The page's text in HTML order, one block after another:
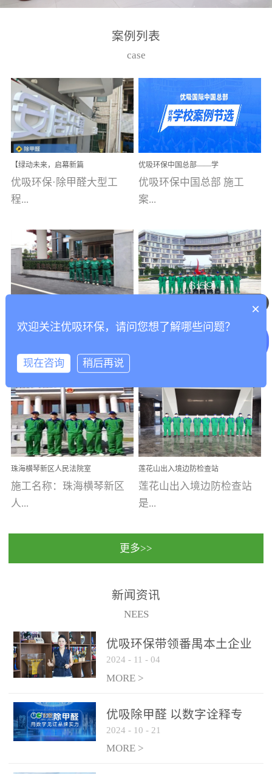
高技能的团队。汇聚了众
取得了多项产品技术专利
和多项国家版权局著作
权，获得高新技术企业称
号。生产优势自主生产自
给自足，优吸公司于2015
在广州番禺区成功建立产
品线生产基地，工厂拥有
自动化生产设备和成熟的
选择源头源材料、严控产
品质量，我们每一批的生
产产品都经过严格的质检
程序；生产车间为优吸总
部和全国分支机构生产光
触媒、净醛王、祛味剂等
求。资质优势团队优势分
支优势优吸环保是一棵正
茁壮成长的树，只要我们
人人都爱护她、珍惜她、
她将越来越枝繁叶茂，终
将会成为一棵参天大树！
优吸环保截止2020年拥有
全国600家网点分支机构。
案例列表
case
【绿动未来，启幕新篇
章】优吸环保中标深圳安
居乐寓，超大型工装室内
空气治理项目顺利启航，
优吸环保·除甲醛大型工
程...
案例【深圳安居乐寓】室
内空气治理项目深圳安居
乐寓 深圳市安居乐寓
优吸环保中国总部——学
校施工案例(节选)
优吸环保中国总部 施工
案...
例(学校工装节选)广州南沙
小学(珠江湾校区)项目地
址：广州市南沙区海滨路
禾...
标杆——优吸环保·标杆之
优吸环保·除甲醛工程案
例...
【东莞美豪雅致酒店】室
内空气治理项目东莞美豪
雅致酒店 东莞美豪雅
致酒店是为中高端人士...
甲醛项目圆满完成
工程案例名称：香港科技
学广州校区室内空气治
理 工程案例地址：广
州南沙区·香港科技大学(广
州)校区 工程案...
珠海横琴新区人民法院室
内除甲醛空气治理项目
施工名称：珠海横琴新区
人...
民法院室内除甲醛空气治
保施工日期：2020年1月珠
莲花山出入境边防检查站
室内除甲醛空气治理项目
莲花山出入境边防检查站
是...
国家通过设在对外开放口
（及各出入境边防检查
更多>>
新闻资讯
NEES
优吸环保带领番禺本​土企业
勇敢破局向“新”
2024 - 11 - 04
MORE >
优吸除甲醛 以数字诠释专
业，尽显除醛品牌实力！
2024 - 10 - 21
MORE >
×
欢迎关注优吸环保，请问您想了解哪些问题？
现在咨询 稍后再说